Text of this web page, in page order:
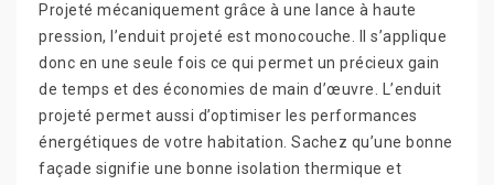
Projeté mécaniquement grâce à une lance à haute
pression, l’enduit projeté est monocouche. Il s’applique
donc en une seule fois ce qui permet un précieux gain
de temps et des économies de main d’œuvre. L’enduit
projeté permet aussi d’optimiser les performances
énergétiques de votre habitation. Sachez qu’une bonne
façade signifie une bonne isolation thermique et